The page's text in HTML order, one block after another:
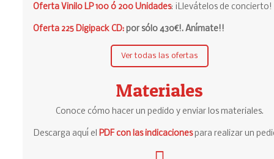
Oferta Vinilo LP 100 ó 200 Unidades: ¡Llevátelos de concierto!
Oferta 225 Digipack CD: por sólo 430€!. Anímate!!
Ver todas las ofertas
Materiales
Conoce cómo hacer un pedido y enviar los materiales.
Descarga aquí elPDF con las indicacionespara realizar un